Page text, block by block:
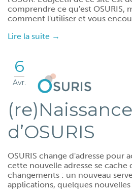
comprendre ce qu'est OSURIS,
comment l'utiliser et vous
Lire la suite →
6
Avr.
(re)Naissance
d’OSURIS
OSURIS change d'adresse pour
cette nouvelle adresse se cache
changements : un nouveau
applications, quelques nouvelles